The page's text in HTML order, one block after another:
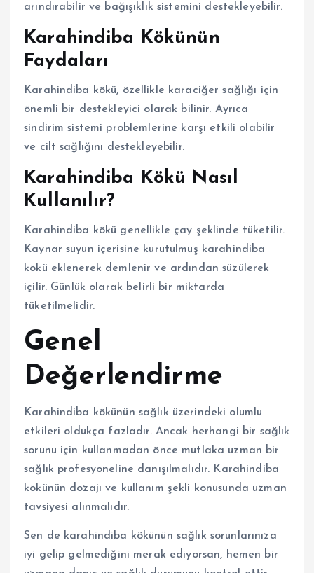
arındırabilir ve bağışıklık sistemini destekleyebilir.
Karahindiba Kökünün
Faydaları
Karahindiba kökü, özellikle karaciğer sağlığı için
önemli bir destekleyici olarak bilinir. Ayrıca
sindirim sistemi problemlerine karşı etkili olabilir
ve cilt sağlığını destekleyebilir.
Karahindiba Kökü Nasıl
Kullanılır?
Karahindiba kökü genellikle çay şeklinde tüketilir.
Kaynar suyun içerisine kurutulmuş karahindiba
kökü eklenerek demlenir ve ardından süzülerek
içilir. Günlük olarak belirli bir miktarda
tüketilmelidir.
Genel
Değerlendirme
Karahindiba kökünün sağlık üzerindeki olumlu
etkileri oldukça fazladır. Ancak herhangi bir sağlık
sorunu için kullanmadan önce mutlaka uzman bir
sağlık profesyoneline danışılmalıdır. Karahindiba
kökünün dozajı ve kullanım şekli konusunda uzman
tavsiyesi alınmalıdır.
Sen de karahindiba kökünün sağlık sorunlarınıza
iyi gelip gelmediğini merak ediyorsan, hemen bir